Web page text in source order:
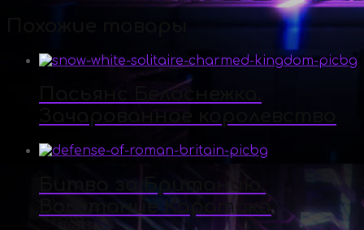
Пасьянс Белоснежка.
Восстание Каратака